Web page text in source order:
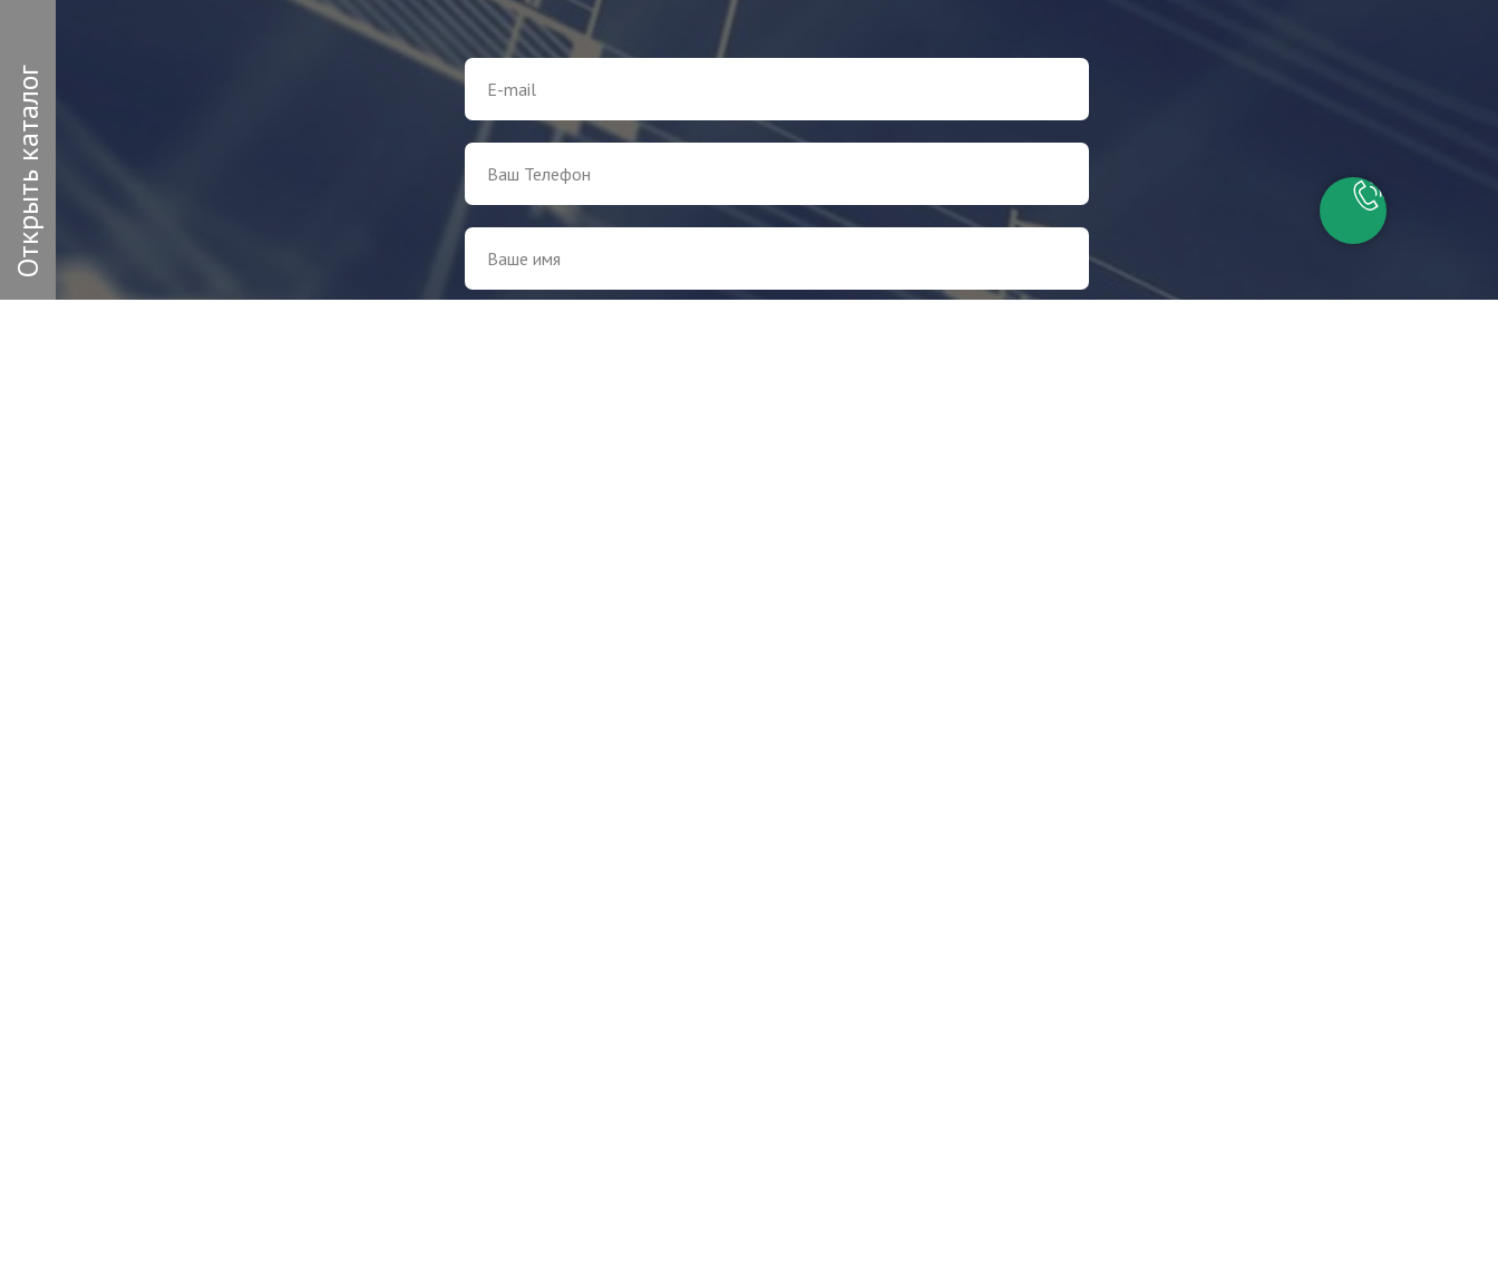
Открыть каталог